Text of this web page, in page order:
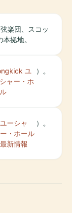
楽団、スコッ
拠地。
ユ
ャー・ホ
）。
ユーシャ
ー・ホール
最新情報
）。